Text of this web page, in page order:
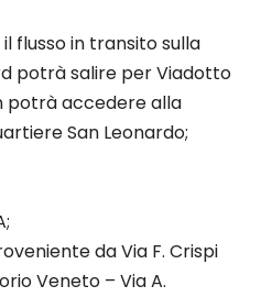
flusso in transito sulla
potrà salire per Viadotto
potrà accedere alla
San Leonardo;
da Via F. Crispi
Veneto – Via A.